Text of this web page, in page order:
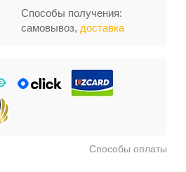
Способы получения:
самовывоз, доставка
Способы оплаты